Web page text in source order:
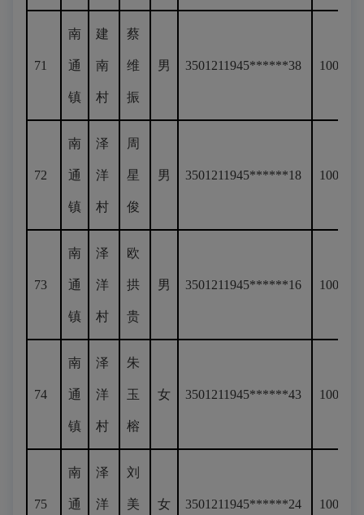
71
南
通
镇
建
南
村
蔡
维
振
男 3501211945******38 100
72
南
通
镇
泽
洋
村
周
星
俊
男 3501211945******18 100
73
南
通
镇
泽
洋
村
欧
拱
贵
男 3501211945******16 100
74
南
通
镇
泽
洋
村
朱
玉
榕
女 3501211945******43 100
75
南
通
泽
洋
刘
美 女 3501211945******24 100